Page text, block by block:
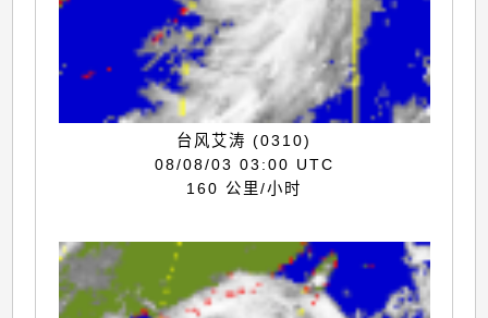
台风艾涛 (0310)
08/08/03 03:00 UTC
160 公里/小时